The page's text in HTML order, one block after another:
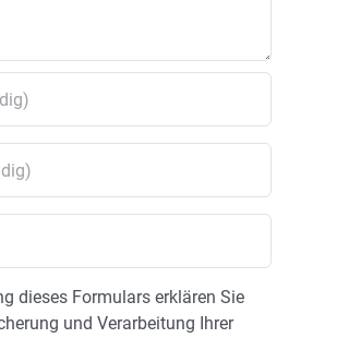
dieses Formulars erklären Sie
und Verarbeitung Ihrer